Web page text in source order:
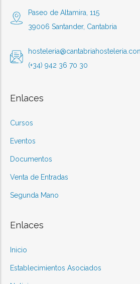
Paseo de Altamira, 115
39006 Santander, Cantabria
(+34) 942 36 70 30
Enlaces
Cursos
Eventos
Documentos
Venta de Entradas
Segunda Mano
Enlaces
Inicio
Establecimientos Asociados